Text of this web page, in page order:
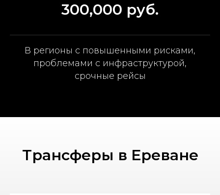
300,000 руб.
В регионы с повышенными рисками,
проблемами с инфраструктурой,
срочные рейсы
Трансферы в Ереване